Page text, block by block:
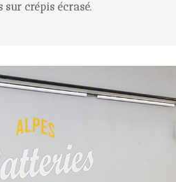
sur crépis écrasé.